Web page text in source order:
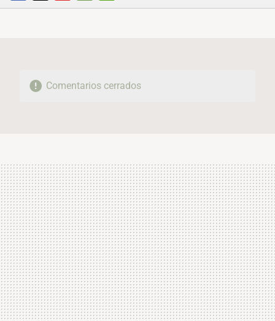
FACEBOOKTWITTERFLIPBOARD
E-
WHATSAPP
Comentarios cerrados